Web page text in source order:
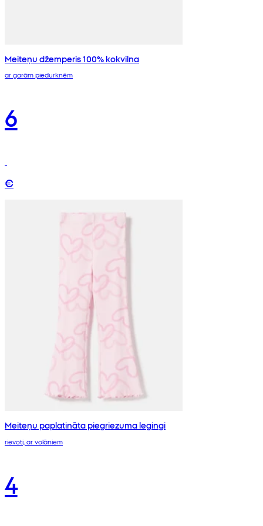
Meiteņu džemperis 100% kokvilna
ar garām piedurknēm
6
€
Meiteņu paplatināta piegriezuma legingi
rievoti, ar volāniem
4